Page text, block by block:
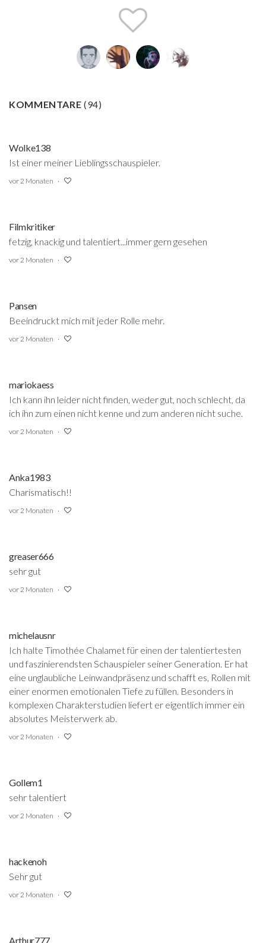
KOMMENTARE(94)
Wolke138
Ist einer meiner Lieblingsschauspieler.
vor 2 Monaten
Filmkritiker
fetzig, knackig und talentiert...immer gern gesehen
vor 2 Monaten
Pansen
Beeindruckt mich mit jeder Rolle mehr.
vor 2 Monaten
mariokaess
Ich kann ihn leider nicht finden, weder gut, noch schlecht, da
ich ihn zum einen nicht kenne und zum anderen nicht suche.
vor 2 Monaten
Anka1983
Charismatisch!!
vor 2 Monaten
greaser666
sehr gut
vor 2 Monaten
michelausnr
Ich halte Timothée Chalamet für einen der talentiertesten
und faszinierendsten Schauspieler seiner Generation. Er hat
eine unglaubliche Leinwandpräsenz und schafft es, Rollen mit
einer enormen emotionalen Tiefe zu füllen. Besonders in
komplexen Charakterstudien liefert er eigentlich immer ein
absolutes Meisterwerk ab.
vor 2 Monaten
Gollem1
sehr talentiert
vor 2 Monaten
hackenoh
Sehr gut
vor 2 Monaten
Arthur777